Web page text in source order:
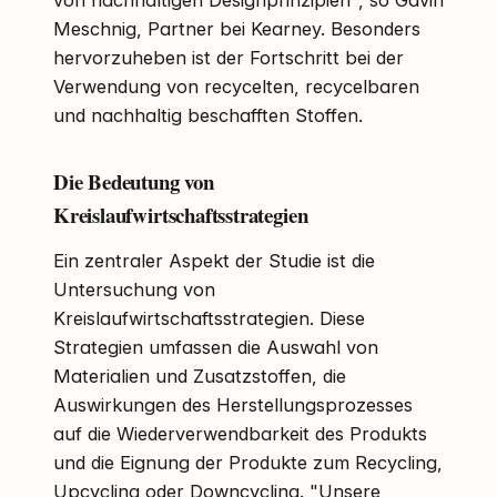
Meschnig, Partner bei Kearney. Besonders
hervorzuheben ist der Fortschritt bei der
Verwendung von recycelten, recycelbaren
und nachhaltig beschafften Stoffen.
Die Bedeutung von
Kreislaufwirtschaftsstrategien
Ein zentraler Aspekt der Studie ist die
Untersuchung von
Kreislaufwirtschaftsstrategien. Diese
Strategien umfassen die Auswahl von
Materialien und Zusatzstoffen, die
Auswirkungen des Herstellungsprozesses
auf die Wiederverwendbarkeit des Produkts
und die Eignung der Produkte zum Recycling,
Upcycling oder Downcycling. "Unsere